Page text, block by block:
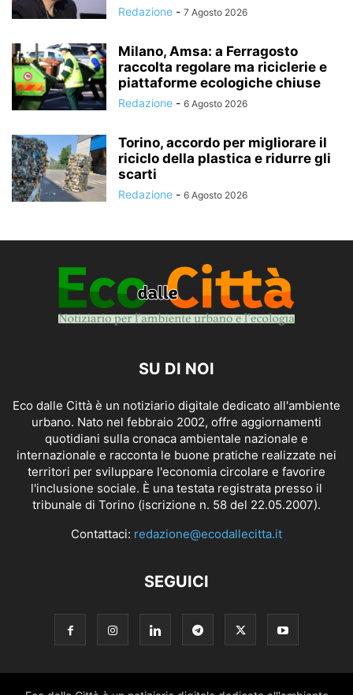
Redazione - 7 Agosto 2026
Milano, Amsa: a Ferragosto
raccolta regolare ma riciclerie e
piattaforme ecologiche chiuse
Redazione - 6 Agosto 2026
Torino, accordo per migliorare il
riciclo della plastica e ridurre gli
scarti
Redazione - 6 Agosto 2026
SU DI NOI
Eco dalle Città è un notiziario digitale dedicato all'ambiente
urbano. Nato nel febbraio 2002, offre aggiornamenti
quotidiani sulla cronaca ambientale nazionale e
internazionale e racconta le buone pratiche realizzate nei
territori per sviluppare l'economia circolare e favorire
l'inclusione sociale. È una testata registrata presso il
tribunale di Torino (iscrizione n. 58 del 22.05.2007).
Contattaci: redazione@ecodallecitta.it
SEGUICI